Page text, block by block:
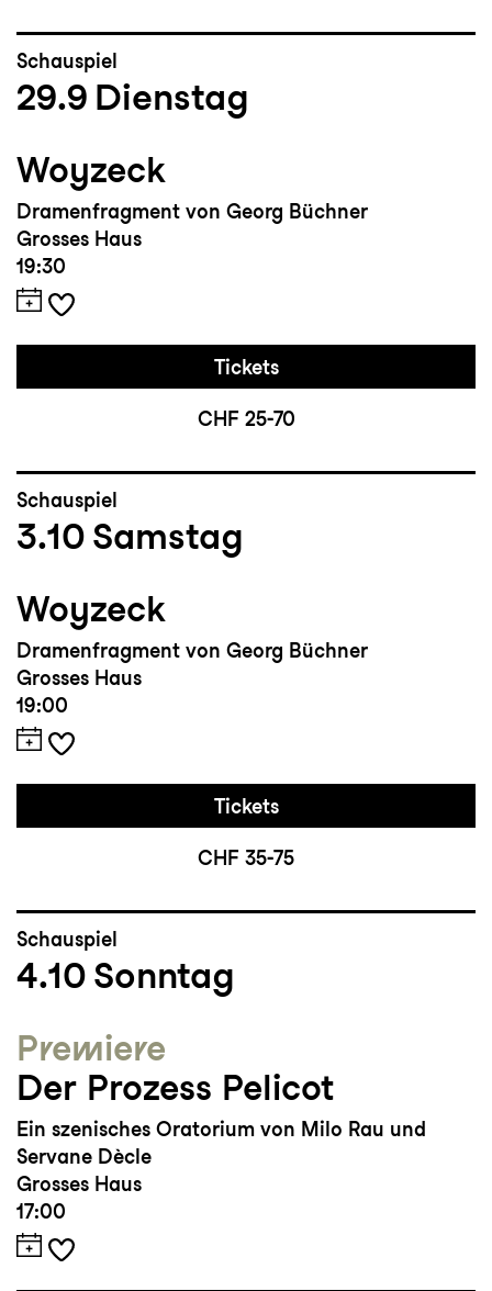
Besonderes:
Wichtige Zusammenarbeiten mit
Regisseur:innen wie Lily Sykes, Max
Claessen, Elias Perrig, Barbara-David
Brüesch, Timon Jansen, Julia Dina Heße,
Lea Connert und Leandro Kees
Schauspiel
29.9 Dienstag
Woyzeck
Dramenfragment von Georg Büchner
Grosses Haus
19:30
Tickets
CHF 25-70
Schauspiel
3.10 Samstag
Woyzeck
Dramenfragment von Georg Büchner
Grosses Haus
19:00
Tickets
CHF 35-75
Schauspiel
4.10 Sonntag
Premiere
Der Prozess Pelicot
Ein szenisches Oratorium von Milo Rau und
Servane Dècle
Grosses Haus
17:00